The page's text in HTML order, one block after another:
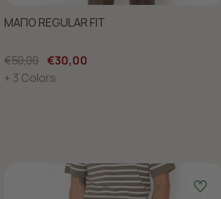
ΜΑΓΙΟ REGULAR FIT
€50,00 €30,00
+ 3 Colors